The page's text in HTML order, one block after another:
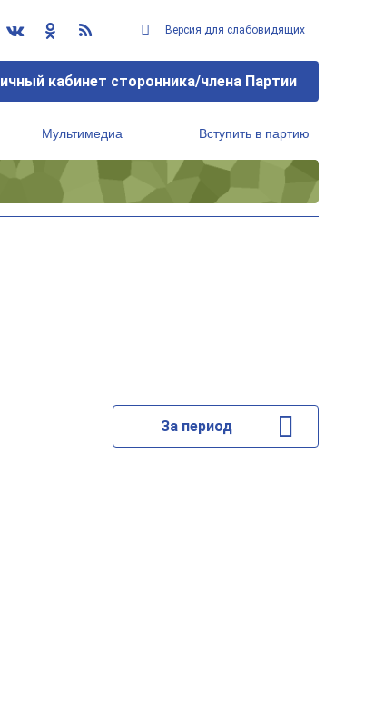
Версия для слабовидящих
кабинет сторонника/члена Партии
Мультимедиа Вступить в партию
За период